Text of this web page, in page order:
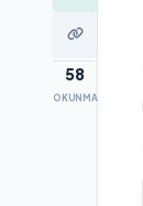
58
OKUNMA